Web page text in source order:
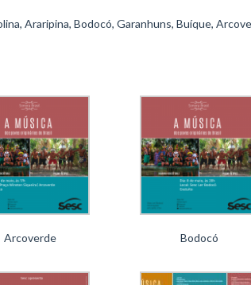
Araripina, Bodocó, Garanhuns, Buíque,
Arcoverde Bodocó